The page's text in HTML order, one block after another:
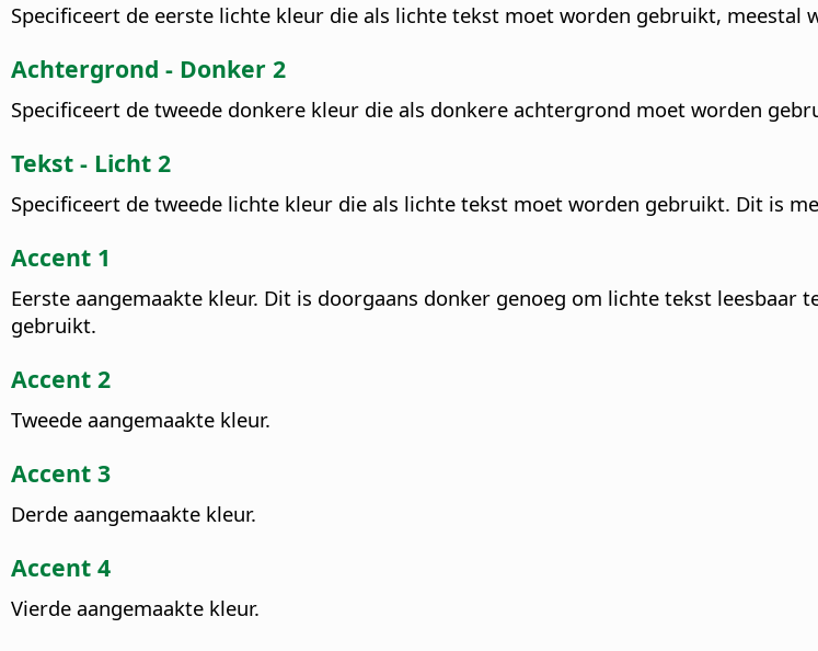
Specificeert de eerste lichte kleur die als lichte tekst moet worden gebruikt, meestal
Achtergrond - Donker 2
Specificeert de tweede donkere kleur die als donkere achtergrond moet worden
Tekst - Licht 2
Specificeert de tweede lichte kleur die als lichte tekst moet worden gebruikt. Dit is
Accent 1
Eerste aangemaakte kleur. Dit is doorgaans donker genoeg om lichte tekst
gebruikt.
Accent 2
Tweede aangemaakte kleur.
Accent 3
Derde aangemaakte kleur.
Accent 4
Vierde aangemaakte kleur.